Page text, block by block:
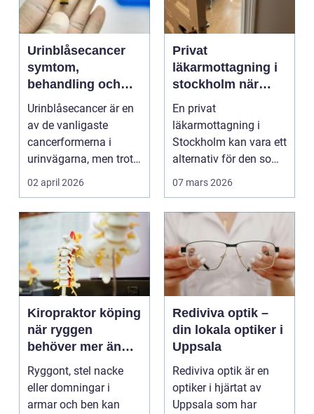
Urinblåsecancer
symtom,
behandling och
livet efter
diagnosen
Urinblåsecancer är en
av de vanligaste
cancerformerna i
urinvägarna, men trots
det hamnar den ofta
02 april 2026
Privat
läkarmottagning i
stockholm när
personlig vård och
specialistkunskap
är viktig
En privat
läkarmottagning i
Stockholm kan vara ett
alternativ för den som
vill ha snabb tillgång
07 mars 2026
Kiropraktor köping
när ryggen
behöver mer än
vila
Ryggont, stel nacke
eller domningar i
armar och ben kan
Rediviva optik –
din lokala optiker i
Uppsala
Rediviva optik är en
optiker i hjärtat av
Uppsala som har